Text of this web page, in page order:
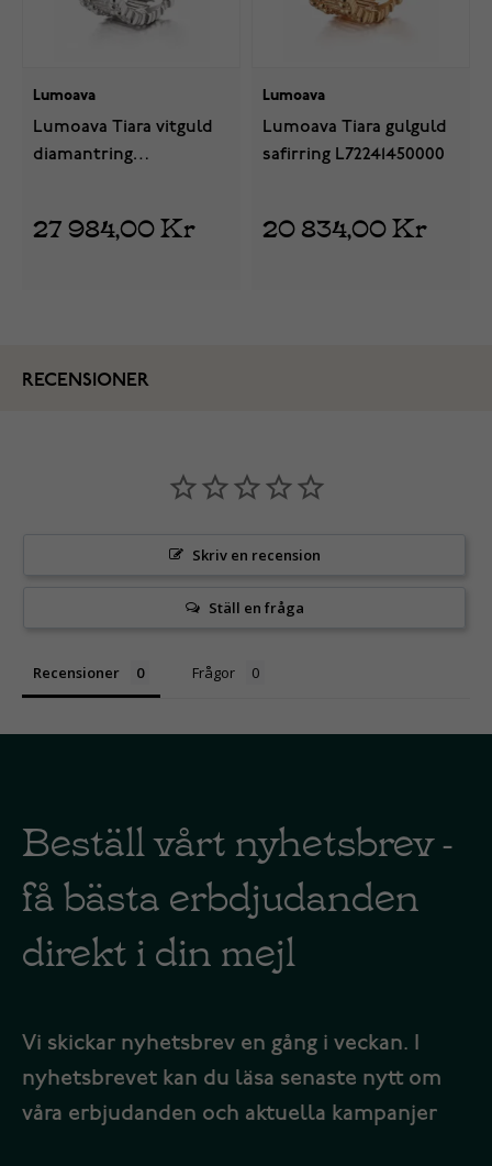
Lumoava
Lumoava Tiara vitguld
diamantring
27 984,00 Kr
Lumoava
Lumoava Tiara gulguld
safirring L72241450000
20 834,00 Kr
RECENSIONER
Skriv en recension
Ställ en fråga
Recensioner Frågor
Beställ vårt nyhetsbrev -
få bästa erbdjudanden
direkt i din mejl
Vi skickar nyhetsbrev en gång i veckan. I
nyhetsbrevet kan du läsa senaste nytt om
våra erbjudanden och aktuella kampanjer